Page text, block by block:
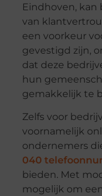
Eindhoven, kan
van
een voorkeur
gevestigd zijn,
dat deze
hun
gemakkelijk te
Zelfs voor
voornamelijk
ondernemers
040
bieden. Met
mogelijk om